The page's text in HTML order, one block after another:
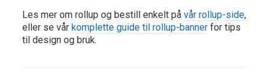
Les mer om rollup og bestill enkelt påvår rollup-side,
eller se vårkomplette guide til rollup-banner for tips
til design og bruk.